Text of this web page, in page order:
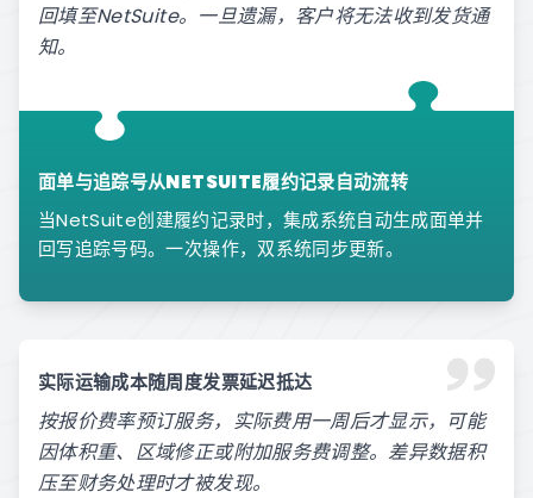
回填至NetSuite。一旦遗漏，客户将无法收到发货通
知。
面单与追踪号从NETSUITE履约记录自动流转
当NetSuite创建履约记录时，集成系统自动生成面单并
回写追踪号码。一次操作，双系统同步更新。
实际运输成本随周度发票延迟抵达
按报价费率预订服务，实际费用一周后才显示，可能
因体积重、区域修正或附加服务费调整。差异数据积
压至财务处理时才被发现。